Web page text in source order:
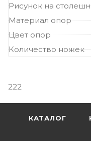
Рисунок на
Материал опор
Цвет опор
Количество ножек
222
КАТАЛОГ